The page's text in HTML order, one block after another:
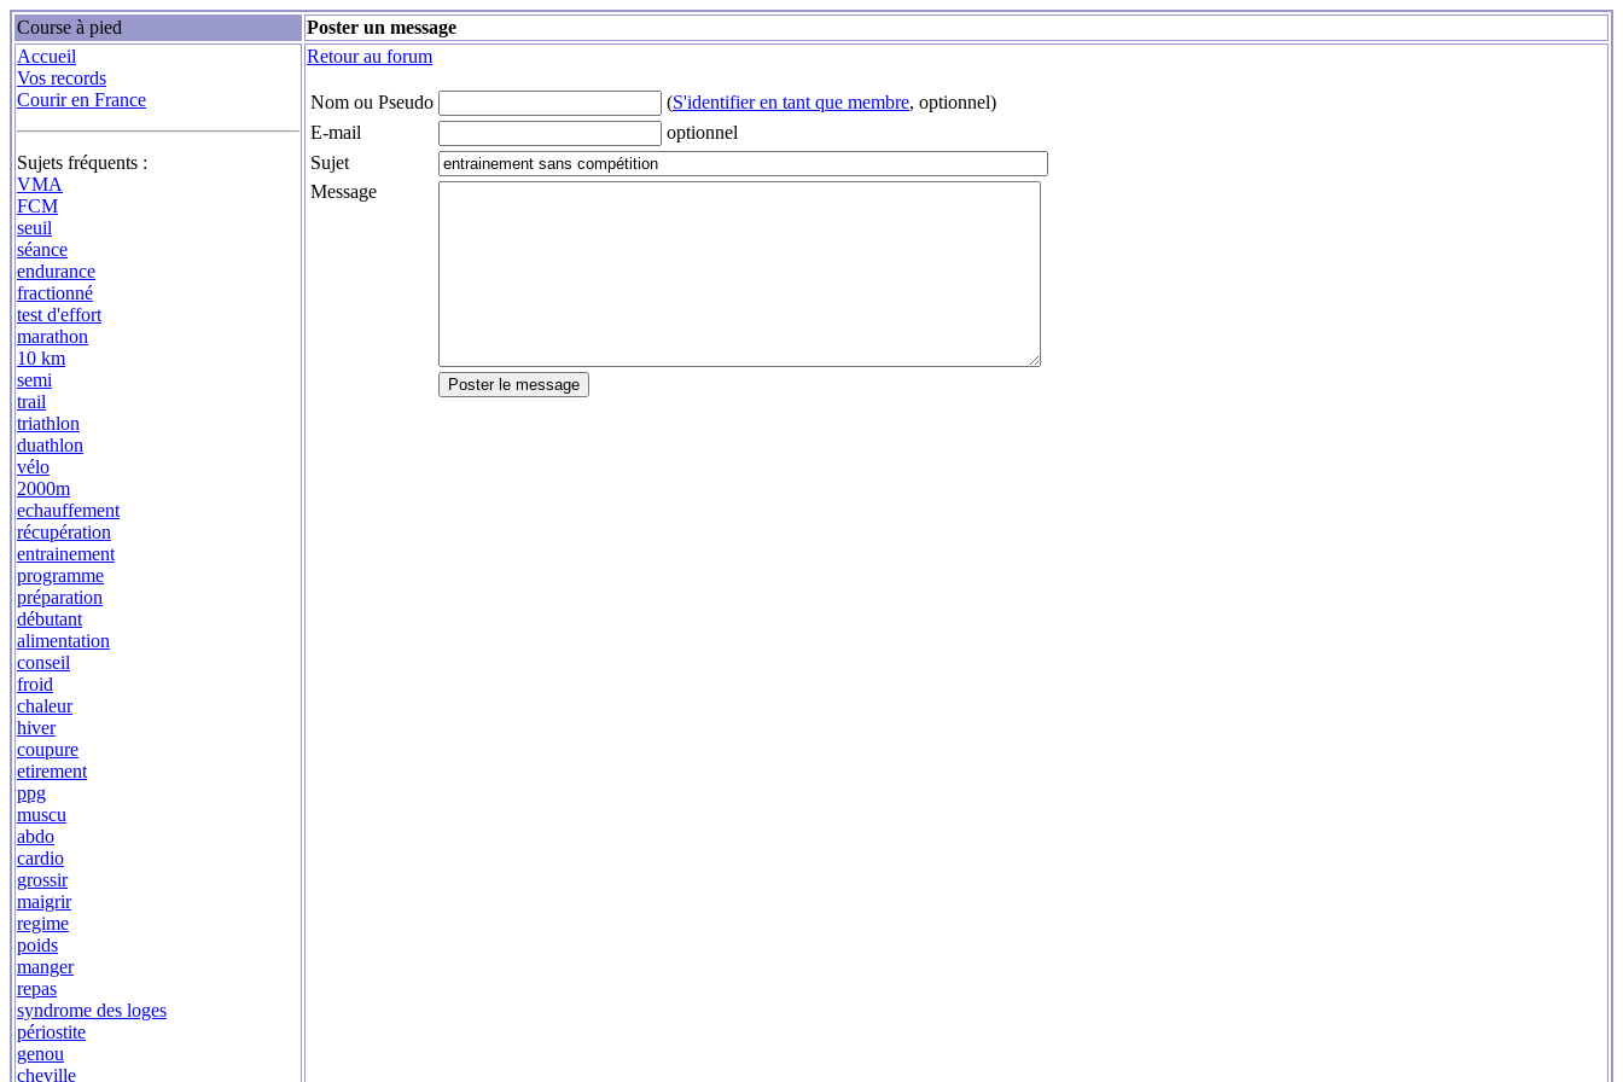
Course à pied
Poster un message
Accueil
Vos records
Courir en France
Sujets fréquents :
VMA
FCM
seuil
séance
endurance
fractionné
test d'effort
marathon
10 km
semi
trail
triathlon
duathlon
vélo
2000m
echauffement
récupération
entrainement
programme
préparation
débutant
alimentation
conseil
froid
chaleur
hiver
coupure
etirement
ppg
muscu
abdo
cardio
grossir
maigrir
regime
poids
manger
repas
syndrome des loges
périostite
genou
cheville
Retour au forum
Nom ou Pseudo (S'identifier en tant que membre, optionnel)
E-mail
optionnel
Sujet
Message